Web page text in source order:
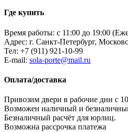
Где купить
Время работы: с 11:00 до 19:00
Адрес: г. Санкт-Петербург,
Тел: +7 (911) 921-10-99
E-mail: sola-porte@mail.ru
Оплата/доставка
Привозим двери в рабочие дни с
Возможен наличный и
Безналичный расчёт для юрлиц.
Возможна рассрочка платежа